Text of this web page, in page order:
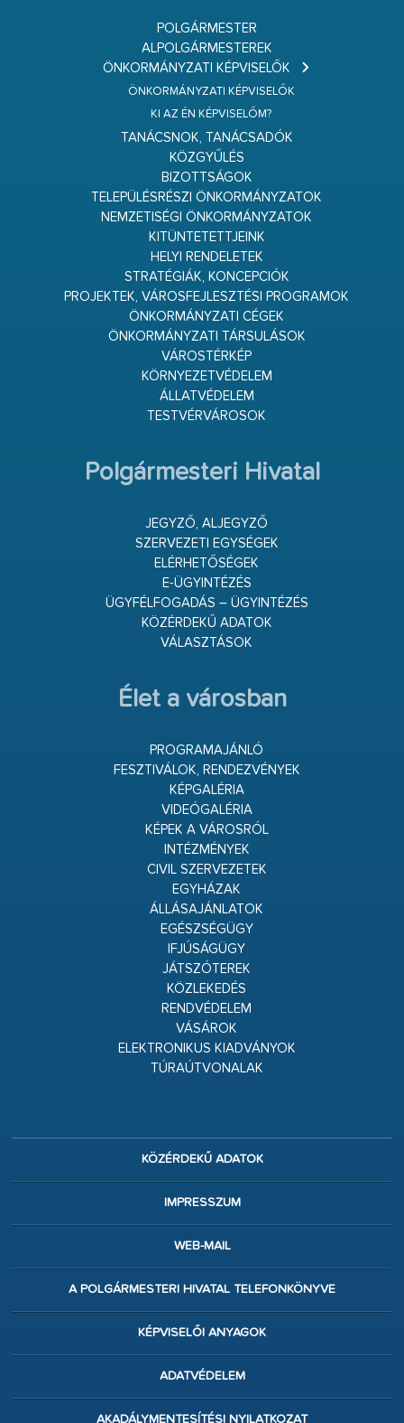
POLGÁRMESTER
ALPOLGÁRMESTEREK
ÖNKORMÁNYZATI KÉPVISELŐK
ÖNKORMÁNYZATI KÉPVISELŐK
KI AZ ÉN KÉPVISELŐM?
TANÁCSNOK, TANÁCSADÓK
KÖZGYŰLÉS
BIZOTTSÁGOK
TELEPÜLÉSRÉSZI ÖNKORMÁNYZATOK
NEMZETISÉGI ÖNKORMÁNYZATOK
KITÜNTETETTJEINK
HELYI RENDELETEK
STRATÉGIÁK, KONCEPCIÓK
PROJEKTEK, VÁROSFEJLESZTÉSI PROGRAMOK
ÖNKORMÁNYZATI CÉGEK
ÖNKORMÁNYZATI TÁRSULÁSOK
VÁROSTÉRKÉP
KÖRNYEZETVÉDELEM
ÁLLATVÉDELEM
TESTVÉRVÁROSOK
Polgármesteri Hivatal
JEGYZŐ, ALJEGYZŐ
SZERVEZETI EGYSÉGEK
ELÉRHETŐSÉGEK
E-ÜGYINTÉZÉS
ÜGYFÉLFOGADÁS – ÜGYINTÉZÉS
KÖZÉRDEKŰ ADATOK
VÁLASZTÁSOK
Élet a városban
PROGRAMAJÁNLÓ
FESZTIVÁLOK, RENDEZVÉNYEK
KÉPGALÉRIA
VIDEÓGALÉRIA
KÉPEK A VÁROSRÓL
INTÉZMÉNYEK
CIVIL SZERVEZETEK
EGYHÁZAK
ÁLLÁSAJÁNLATOK
EGÉSZSÉGÜGY
IFJÚSÁGÜGY
JÁTSZÓTEREK
KÖZLEKEDÉS
RENDVÉDELEM
VÁSÁROK
ELEKTRONIKUS KIADVÁNYOK
TÚRAÚTVONALAK
KÖZÉRDEKŰ ADATOK
IMPRESSZUM
WEB-MAIL
A POLGÁRMESTERI HIVATAL TELEFONKÖNYVE
KÉPVISELŐI ANYAGOK
ADATVÉDELEM
AKADÁLYMENTESÍTÉSI NYILATKOZAT